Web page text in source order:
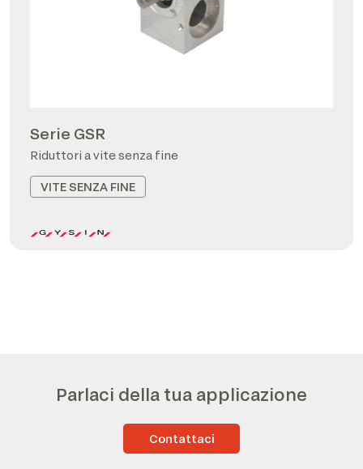
Serie GSR
Riduttori a vite senza fine
VITE SENZA FINE
Parlaci della tua applicazione
Contattaci